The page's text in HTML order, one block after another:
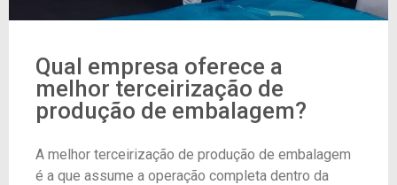
Qual empresa oferece a
melhor terceirização de
produção de embalagem?
A melhor terceirização de produção de embalagem
é a que assume a operação completa dentro da